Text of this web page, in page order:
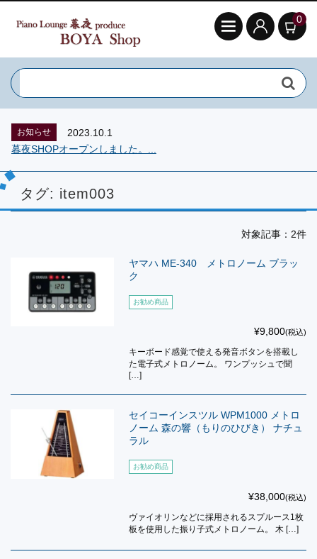
0
お知らせ
2023.10.1
暮夜SHOPオープンしました。...
タグ: item003
対象記事：2件
ヤマハ ME-340 メトロノーム ブラッ
ク
お勧め商品
¥9,800(税込)
キーボード感覚で使える発音ボタンを搭載し
た電子式メトロノーム。 ワンプッシュで聞
[…]
セイコーインスツル WPM1000 メトロ
ノーム 森の響（もりのひびき） ナチュ
ラル
お勧め商品
¥38,000(税込)
ヴァイオリンなどに採用されるスプルース1枚
板を使用した振り子式メトロノーム。 木 […]